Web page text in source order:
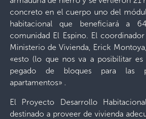
concreto en el cuerpo uno del
habitacional que beneficiará a
comunidad El Espino. El
Ministerio de Vivienda, Erick
«esto (lo que nos va a posibilitar es
pegado de bloques para las
apartamentos» .
El Proyecto Desarrollo
destinado a proveer de vivienda